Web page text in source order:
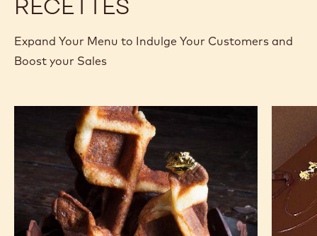
RECETTES
Expand Your Menu to Indulge Your Customers and
Boost your Sales
pâtissières
chocolat